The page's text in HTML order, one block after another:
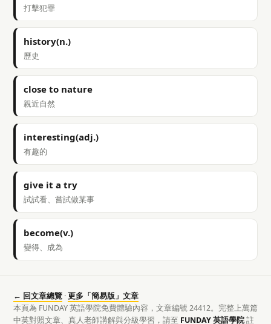
打擊犯罪
history(n.)
歷史
close to nature
親近自然
interesting(adj.)
有趣的
give it a try
試試看、嘗試做某事
become(v.)
變得、成為
← 回文章總覽 ·更多「簡易版」文章
本頁為 FUNDAY 英語學院免費體驗內容，文章編號 24412。完整上萬篇
中英對照文章、真人老師講解與分級學習，請至 FUNDAY 英語學院註